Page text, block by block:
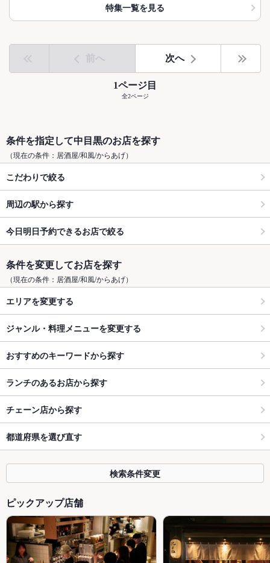
特集一覧を見る
前へ 次へ
1ページ目
全2ページ
条件を指定して中目黒のお店を探す
（現在の条件：居酒屋/和風/からあげ）
こだわりで絞る
周辺の駅から探す
今日明日予約できるお店で絞る
条件を変更してお店を探す
（現在の条件：居酒屋/和風/からあげ）
エリアを変更する
ジャンル・料理メニューを変更する
おすすめのキーワードから探す
ランチのあるお店から探す
チェーン店から探す
都道府県を選び直す
検索条件変更
ピックアップ店舗